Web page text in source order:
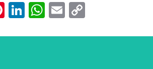
Pinterest
LinkedIn
WhatsApp
Email